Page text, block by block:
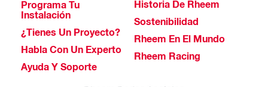
Programa Tu
Instalación
¿Tienes Un Proyecto?
Habla Con Un Experto
Ayuda Y Soporte
Historia De Rheem
Sostenibilidad
Rheem En El Mundo
Rheem Racing